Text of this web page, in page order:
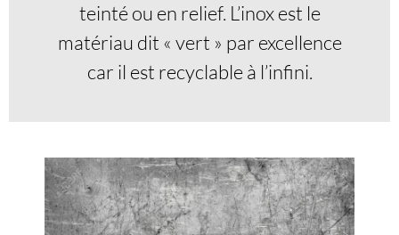
teinté ou en relief. L’inox est le
matériau dit « vert » par excellence
car il est recyclable à l’infini.